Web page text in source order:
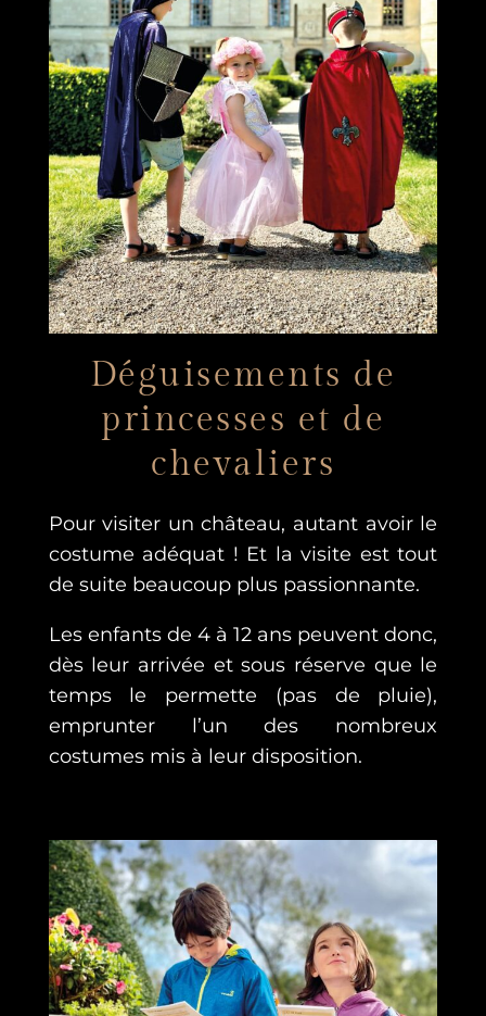
Déguisements de
princesses et de
chevaliers
Pour visiter un château, autant avoir le
costume adéquat ! Et la visite est tout
de suite beaucoup plus passionnante.
Les enfants de 4 à 12 ans peuvent donc,
dès leur arrivée et sous réserve que le
temps le permette (pas de pluie),
emprunter l’un des nombreux
costumes mis à leur disposition.